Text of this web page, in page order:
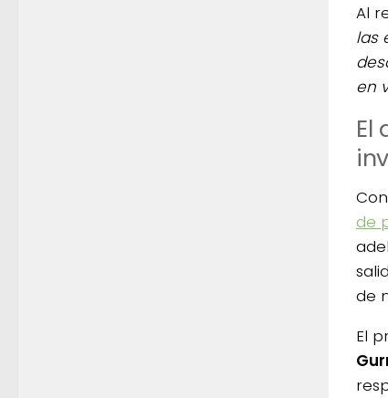
Al
las
en
El
de
de
El